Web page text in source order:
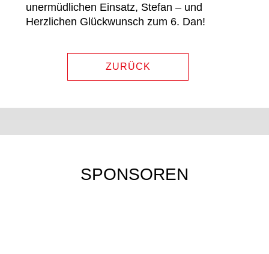
unermüdlichen Einsatz, Stefan – und
Herzlichen Glückwunsch zum 6. Dan!
ZURÜCK
SPONSOREN